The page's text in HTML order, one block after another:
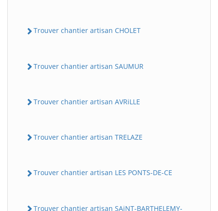
Trouver chantier artisan CHOLET
Trouver chantier artisan SAUMUR
Trouver chantier artisan AVRiLLE
Trouver chantier artisan TRELAZE
Trouver chantier artisan LES PONTS-DE-CE
Trouver chantier artisan SAiNT-BARTHELEMY-